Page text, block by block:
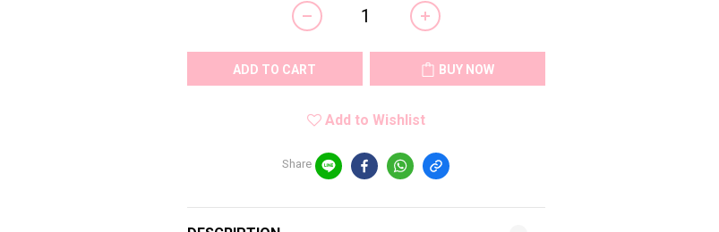
ADD TO CART BUY NOW
Add to Wishlist
Share